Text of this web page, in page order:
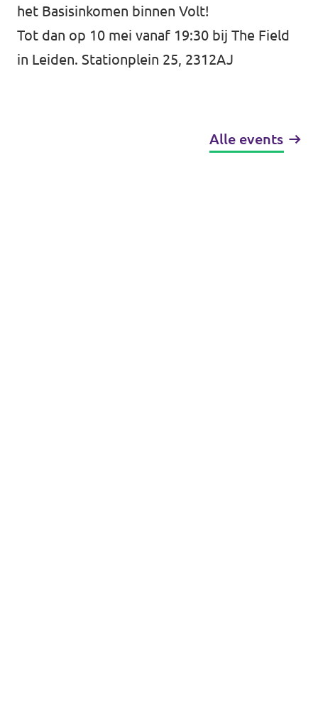
het Basisinkomen binnen Volt!
Tot dan op 10 mei vanaf 19:30 bij The Field
in Leiden. Stationplein 25, 2312AJ
Alle events